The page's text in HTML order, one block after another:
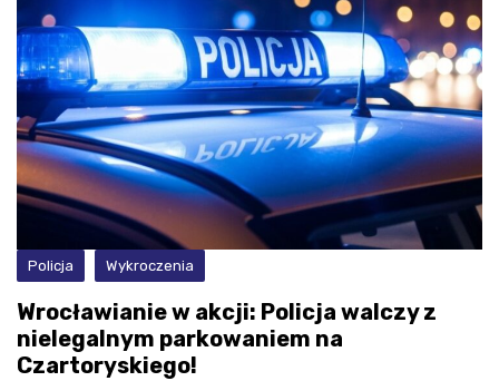
Policja Wykroczenia
Wrocławianie w akcji: Policja walczy z
nielegalnym parkowaniem na
Czartoryskiego!